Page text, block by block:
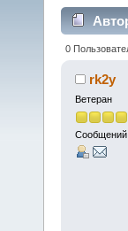
0
rk2y
Ветеран